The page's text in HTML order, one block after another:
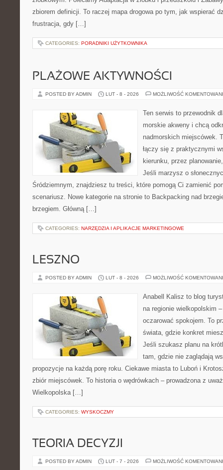
zbiorem definicji. To raczej mapa drogowa po tym, jak wspierać
frustracja, gdy […]
CATEGORIES: PORADNIKI UŻYTKOWNIKA
PLAŻOWE AKTYWNOŚCI
POSTED BY ADMIN LUT - 8 - 2026 MOŻLIWOŚĆ
Ten serwis to przewodnik
morskie akweny i chcą
nadmorskich miejscówek.
łączy się z praktycznymi
kierunku, przez
Jeśli marzysz o
Śródziemnym, znajdziesz tu treści, które pomogą Ci zamienić
scenariusz. Nowe kategorie na stronie to Backpacking nad
brzegiem. Główną […]
CATEGORIES: NARZĘDZIA I APLIKACJE MARKETINGOWE
LESZNO
POSTED BY ADMIN LUT - 8 - 2026 MOŻLIWOŚĆ
Anabell Kalisz to blog
na regionie wielkopolskim
oczarować spokojem. To
świata, gdzie konkret
Jeśli szukasz planu na
tam, gdzie nie zaglądają
propozycje na każdą porę roku. Ciekawe miasta to Luboń i
zbiór miejscówek. To historia o wędrówkach – prowadzona z
Wielkopolska […]
CATEGORIES: WYSKOCZMY
TEORIA DECYZJI
POSTED BY ADMIN LUT - 7 - 2026 MOŻLIWOŚĆ